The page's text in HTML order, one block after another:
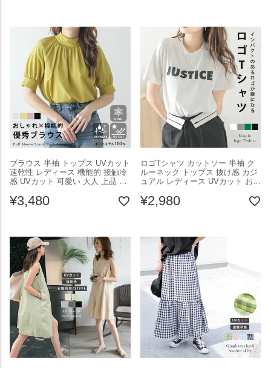
ブラウス 半袖 トップス UVカット
速乾性 レディース 機能的 接触冷
感 UVカット 可愛い 大人 上品 さ
2025秋新作 【lstp302-347】【即
納：1-5営業日】【送料無料】ユ込
¥3,480
ロゴTシャツ カットソー 半袖 ク
ルーネック トップス 抜け感 カジ
ュアル レディース UVカット おし
フリーサイズ メール便 2025春夏
新作 【lstp301-321】【即納：1-5
¥2,980